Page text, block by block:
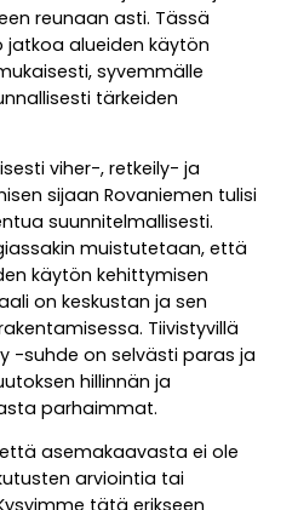
reunaan asti. Tässä
jatkoa alueiden käytön
syvemmälle
tärkeiden
viher-, retkeily- ja
sijaan Rovaniemen tulisi
suunnitelmallisesti.
muistutetaan, että
käytön kehittymisen
on keskustan ja sen
Tiivistyvillä
-suhde on selvästi paras ja
hillinnän ja
parhaimmat.
asemakaavasta ei ole
arviointia tai